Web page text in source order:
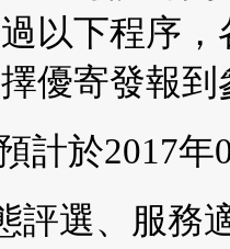
以下程序
優寄發報到
計於2017年
評選、服務